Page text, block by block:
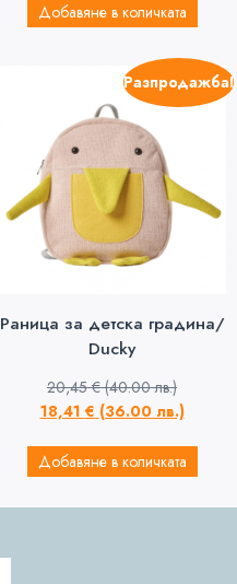
Добавяне в количката
Разпродажба!
Раница за детска градина/
Ducky
20,45€ (40.00 лв.)
18,41 € (36.00 лв.)
Добавяне в количката